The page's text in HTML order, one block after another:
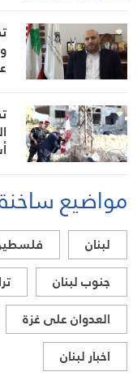
مواضيع
لبنان
جنوب لبنان
العدوان على غزة
اخبار لبنان